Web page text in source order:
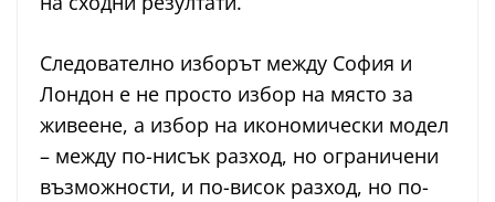
Следователно изборът между София и
Лондон е не просто избор на място за
живеене, а избор на икономически модел
– между по-нисък разход, но ограничени
възможности, и по-висок разход, но по-